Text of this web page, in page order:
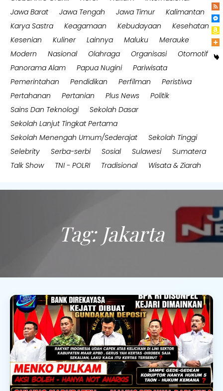
Jawa Barat
Jawa Tengah Jawa Timur
Kalimantan
Karya Sastra
Keagamaan Kebudayaan
Kesehatan
Kesenian
Kuliner Lainnya Maluku
Merauke
Modern
Nasional Olahraga Organisasi
Otomotif
Panorama Alam
Papua Nugini
Pariwisata
Pemerintahan
Pendidikan Perfilman
Peristiwa
Pertahanan
Pertanian Plus News
Politik
Sains Dan Teknologi
Sekolah Dasar
Sekolah Lanjut Tingkat Pertama
Sekolah Menengah Umum/Sederajat
Sekolah Tinggi
Selebrity
Serba-serbi Sosial Sulawesi
Sumatera
Talk Show
TNI - POLRI Tradisional Wisata & Ziarah
Tag: Jakarta